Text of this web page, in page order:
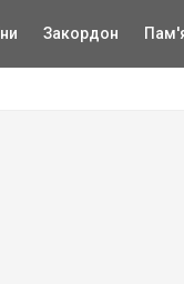
Закордон